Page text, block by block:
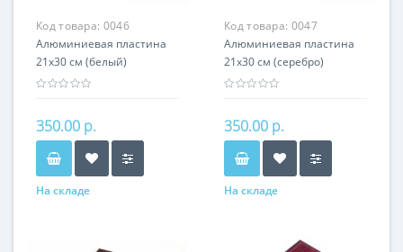
Код товара: 0046
Алюминиевая пластина
21х30 см (белый)
350.00 р.
На складе
Код товара: 0047
Алюминиевая пластина
21х30 см (серебро)
350.00 р.
На складе